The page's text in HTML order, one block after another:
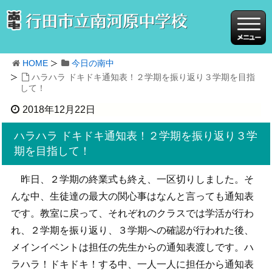
HOME
今日の南中
ハラハラ ドキドキ通知表！２学期を振り返り３学期を目指
して！
2018年12月22日
ハラハラ ドキドキ通知表！２学期を振り返り３学
期を目指して！
昨日、２学期の終業式も終え、一区切りしました。そ
んな中、生徒達の最大の関心事はなんと言っても通知表
です。教室に戻って、それぞれのクラスでは学活が行わ
れ、２学期を振り返り、３学期への確認が行われた後、
メインイベントは担任の先生からの通知表渡しです。ハ
ラハラ！ドキドキ！する中、一人一人に担任から通知表